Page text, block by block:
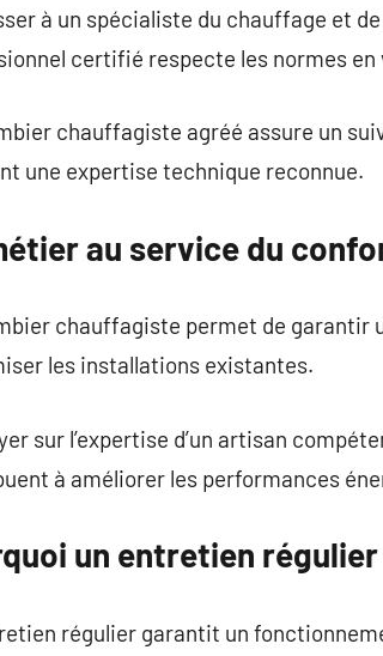
à un spécialiste du chauffage et
certifié respecte les normes en
chauffagiste agréé assure un
une expertise technique reconnue.
au service du
chauffagiste permet de garantir
les installations existantes.
sur l’expertise d’un artisan
à améliorer les performances
un entretien
régulier garantit un